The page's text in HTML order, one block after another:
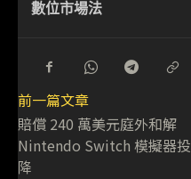
數位市場法
前一篇文章
賠償 240 萬美元庭外和解
Nintendo Switch 模擬器投
降